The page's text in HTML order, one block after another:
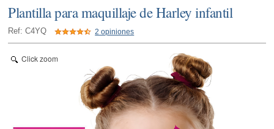
Plantilla para maquillaje de Harley infantil
Ref: C4YQ 2 opiniones
Click zoom